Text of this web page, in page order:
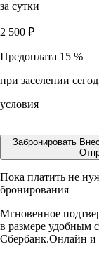
за сутки
2 500 ₽
Предоплата 15 %
при заселении
условия
Забронировать
Пока платить не
бронирования
Мгновенное
в размере удобным
Сбербанк.Онлайн и